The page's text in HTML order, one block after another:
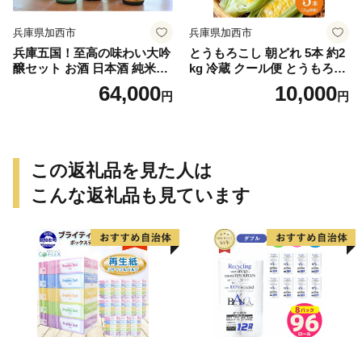
兵庫県加西市
兵庫五国！至高の味わい大吟
醸セット お酒 日本酒 純米大
64,000円
兵庫県加西市
とうもろこし 朝どれ 5本 約2
kg 冷蔵 クール便 とうもろこ
し 季節の野菜 旬の野菜 新鮮
トウモロコシ 農家直送 夏野
10,000円
この返礼品を見た人は
こんな返礼品も見ています